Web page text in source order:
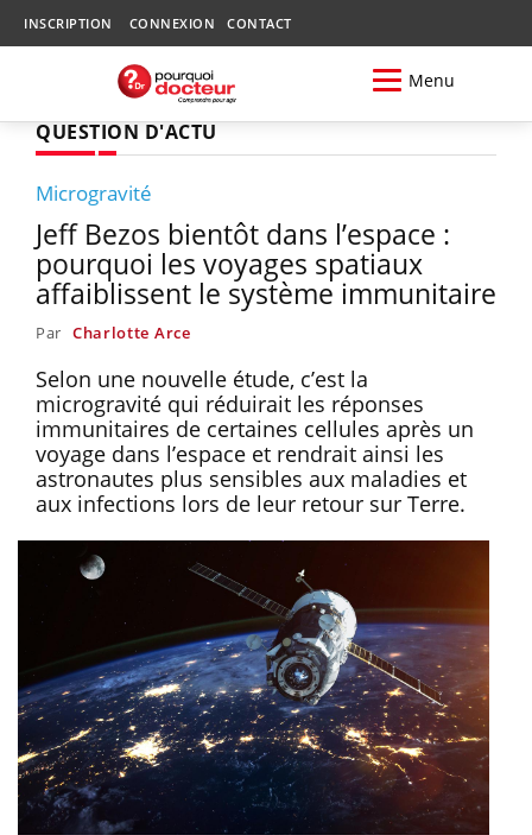
INSCRIPTION CONNEXION CONTACT
Menu
QUESTION D'ACTU
Microgravité
Jeff Bezos bientôt dans l’espace :
pourquoi les voyages spatiaux
affaiblissent le système immunitaire
Par Charlotte Arce
Selon une nouvelle étude, c’est la
microgravité qui réduirait les réponses
immunitaires de certaines cellules après un
voyage dans l’espace et rendrait ainsi les
astronautes plus sensibles aux maladies et
aux infections lors de leur retour sur Terre.